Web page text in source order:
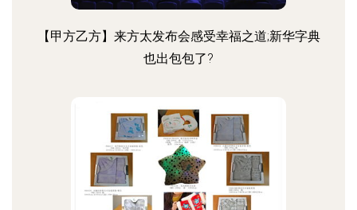
【甲方乙方】来方太发布会感受幸福之道;新华字典
也出包包了?